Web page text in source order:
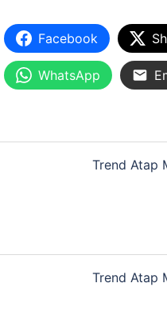
Facebook
WhatsApp
Trend Atap
Trend Atap